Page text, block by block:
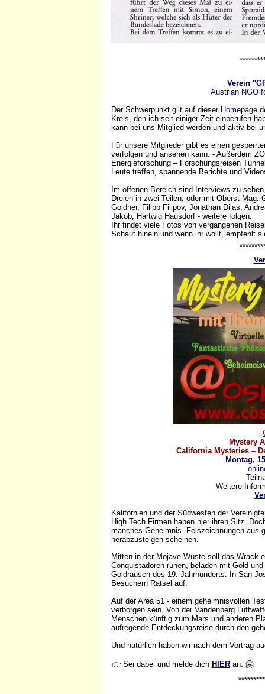
Verein
Austrian NGO
Der Schwerpunkt gilt auf dieser Homepage
Kreis, den ich seit einiger Zeit einberufen
kann bei uns Mitglied werden und aktiv bei
Für unsere Mitglieder gibt es einen
verfolgen und ansehen kann. - Außerdem
Energieforschung – Forschungsreisen
Leute treffen, spannende Berichte und
Im offenen Bereich sind Interviews zu
Dreien in zwei Teilen, oder mit Oberst Mag.
Goldner, Filipp Filipov, Jonathan Dilas,
Jakob, Hartwig Hausdorf - weitere folgen.
Ihr findet viele Fotos von vergangenen
Schaut hinein und wenn ihr wollt, empfehlt
Mystery
California Mysteries –
Montag,
Weitere
Kalifornien und der Südwesten der
High Tech Firmen haben hier ihren Sitz.
manches Geheimnis. Felszeichnungen aus
herabzusteigen scheinen.
Mitten in der Mojave Wüste soll das Wrack
Conquistadoren ruhen, beladen mit Gold
Goldrausch des 19. Jahrhunderts. In San
Besuchern Rätsel auf.
Auf der Area 51 - einem geheimnisvollen
verborgen sein. Von der Vandenberg
Menschen künftig zum Mars und anderen
aufregende Entdeckungsreise durch den
Und natürlich haben wir nach dem Vortrag
👉Sei dabei und melde dich HIERan. 🤗